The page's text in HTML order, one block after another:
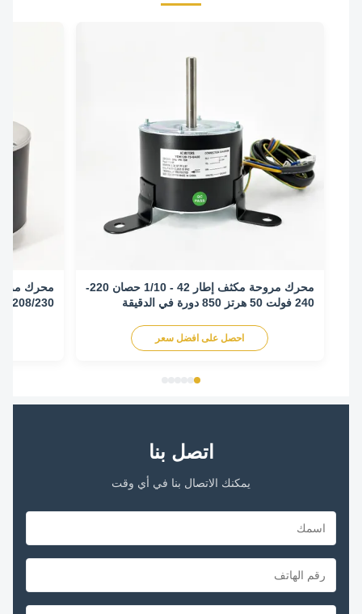
محرك مروحة مكثف إطار 42 - 1/10 حصان 220-
احصل على افضل سعر
اتصل بنا
يمكنك الاتصال بنا في أي وقت